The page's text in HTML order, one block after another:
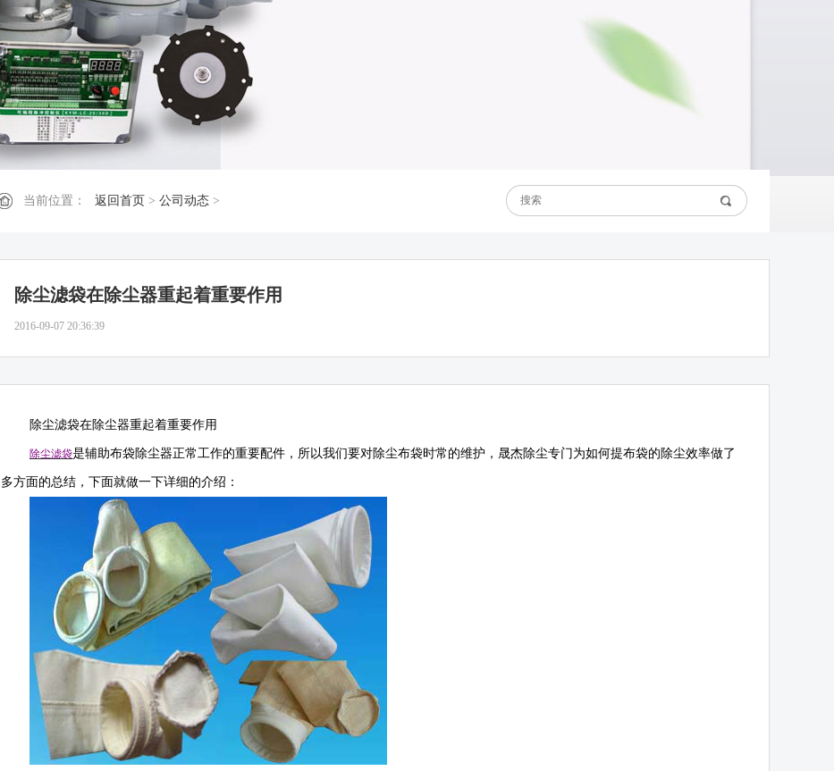
当前位置： 返回首页 > 公司动态 >
除尘滤袋在除尘器重起着重要作用
2016-09-07 20:36:39
除尘滤袋在除尘器重起着重要作用
除尘滤袋是辅助布袋除尘器正常工作的重要配件，所以我们要对除尘布袋时常的维护，晟杰除尘专门为如何提布袋的除尘效率做了
多方面的总结，下面就做一下详细的介绍：